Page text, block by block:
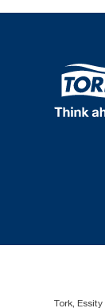
Tork,